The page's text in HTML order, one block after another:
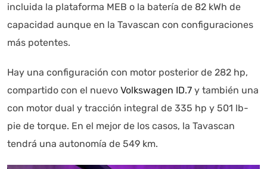
incluida la plataforma MEB o la batería de 82 kWh de
capacidad aunque en la Tavascan con configuraciones
más potentes.
Hay una configuración con motor posterior de 282 hp,
compartido con el nuevo Volkswagen ID.7 y también una
con motor dual y tracción integral de 335 hp y 501 lb-
pie de torque. En el mejor de los casos, la Tavascan
tendrá una autonomía de 549 km.